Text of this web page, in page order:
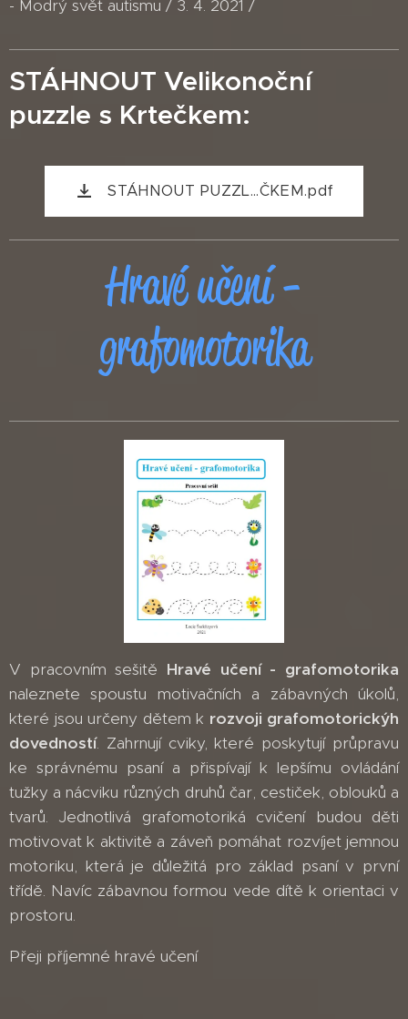
- Modrý svět autismu / 3. 4. 2021 /
STÁHNOUT Velikonoční
puzzle s Krtečkem:
STÁHNOUT PUZZL...ČKEM.pdf
Hravé učení -
grafomotorika
V pracovním sešitě Hravé učení - grafomotorika
naleznete spoustu motivačních a zábavných úkolů,
které jsou určeny dětem k rozvoji grafomotorickýh
dovedností. Zahrnují cviky, které poskytují průpravu
ke správnému psaní a přispívají k lepšímu ovládání
tužky a nácviku různých druhů čar, cestiček, oblouků a
tvarů. Jednotlivá grafomotoriká cvičení budou děti
motivovat k aktivitě a záveň pomáhat rozvíjet jemnou
motoriku, která je důležitá pro základ psaní v první
třídě. Navíc zábavnou formou vede dítě k orientaci v
prostoru.
Přeji příjemné hravé učení